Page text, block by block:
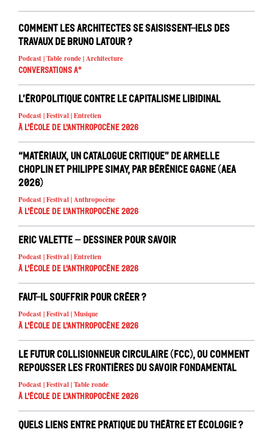
Comment les architectes se saisissent-iels des
travaux de Bruno Latour ?
Podcast | Table ronde | Architecture
Conversations A°
L’éropolitique contre le capitalisme libidinal
Podcast | Festival | Entretien
À l'école de l'Anthropocène 2026
“Matériaux, un catalogue critique” de Armelle
Choplin et Philippe Simay, par Bérénice Gagne (AEA
2026)
Podcast | Festival | Anthropocène
À l'école de l'Anthropocène 2026
Eric Valette – Dessiner pour savoir
Podcast | Festival | Entretien
À l'école de l'Anthropocène 2026
Faut-il souffrir pour créer ?
Podcast | Festival | Musique
À l'école de l'Anthropocène 2026
Le Futur Collisionneur Circulaire (FCC), ou comment
repousser les frontières du savoir fondamental
Podcast | Festival | Table ronde
À l'école de l'Anthropocène 2026
Quels liens entre pratique du théâtre et écologie ?